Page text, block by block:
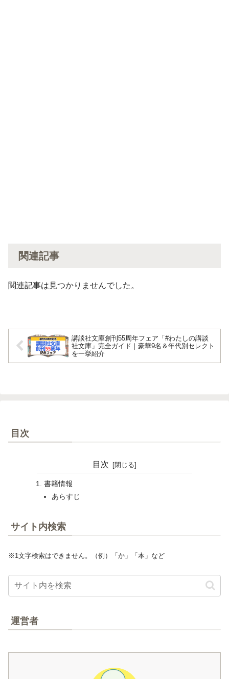
関連記事
関連記事は見つかりませんでした。
講談社文庫創刊55周年フェア「#わたしの講談
社文庫」完全ガイド｜豪華9名＆年代別セレクト
を一挙紹介
目次
目次
書籍情報
あらすじ
サイト内検索
※1文字検索はできません。（例）「か」「本」など
運営者